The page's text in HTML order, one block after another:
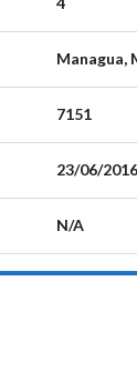
Managua,
7151
23/06/2016
N/A